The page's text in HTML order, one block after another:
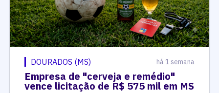
DOURADOS (MS) há 1 semana
Empresa de "cerveja e remédio"
vence licitação de R$ 575 mil em MS